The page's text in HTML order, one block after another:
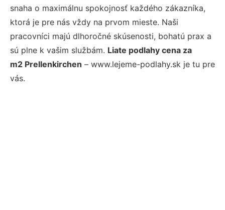
snaha o maximálnu spokojnosť každého zákazníka,
ktorá je pre nás vždy na prvom mieste. Naši
pracovníci majú dlhoročné skúsenosti, bohatú prax a
sú plne k vašim službám. Liate podlahy cena za
m2 Prellenkirchen – www.lejeme-podlahy.sk je tu pre
vás.